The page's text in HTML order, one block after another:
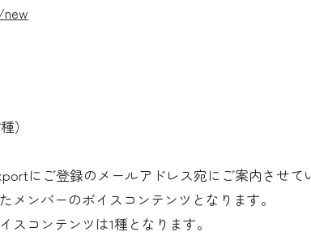
）
にご登録のメールアドレス宛にご案内させて
ンバーのボイスコンテンツとなります。
コンテンツは1種となります。